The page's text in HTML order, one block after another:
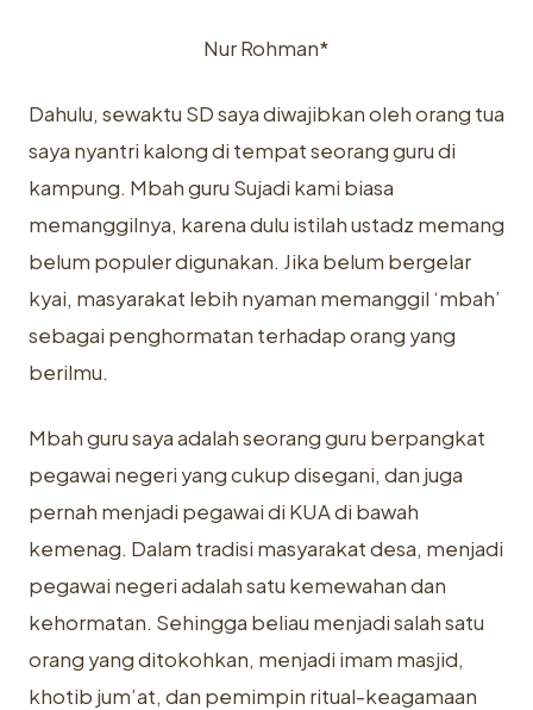
Nur Rohman*
Dahulu, sewaktu SD saya diwajibkan oleh orang tua
saya nyantri kalong di tempat seorang guru di
kampung. Mbah guru Sujadi kami biasa
memanggilnya, karena dulu istilah ustadz memang
belum populer digunakan. Jika belum bergelar
kyai, masyarakat lebih nyaman memanggil ‘mbah’
sebagai penghormatan terhadap orang yang
berilmu.
Mbah guru saya adalah seorang guru berpangkat
pegawai negeri yang cukup disegani, dan juga
pernah menjadi pegawai di KUA di bawah
kemenag. Dalam tradisi masyarakat desa, menjadi
pegawai negeri adalah satu kemewahan dan
kehormatan. Sehingga beliau menjadi salah satu
orang yang ditokohkan, menjadi imam masjid,
khotib jum’at, dan pemimpin ritual-keagamaan